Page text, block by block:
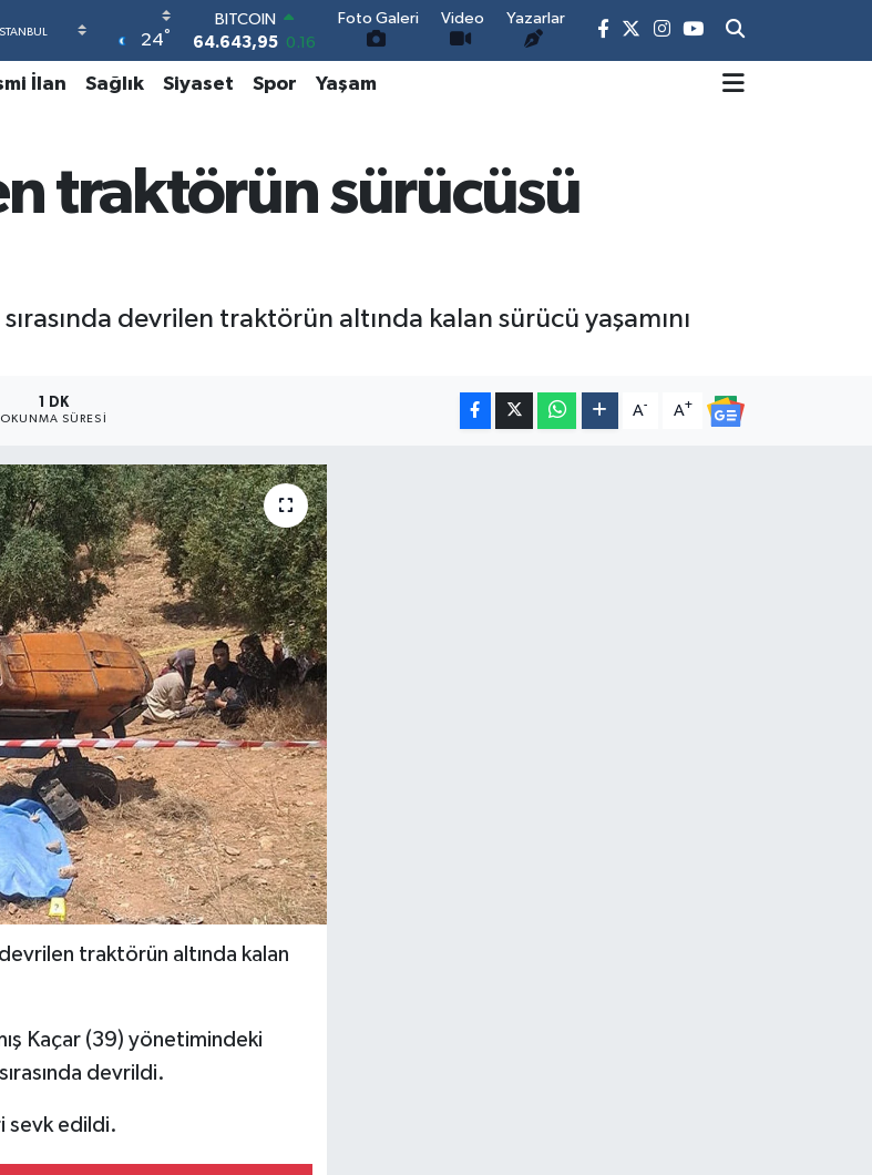
24°
BITCOIN
64.643,95 0.16
DOLAR
47,6704 0
64,2143 0
GRAM ALTIN
Foto Galeri Video Yazarlar
İlan Sağlık Siyaset Spor Yaşam
traktörün sürücüsü
devrilen traktörün altında kalan sürücü yaşamını
1 DK
OKUNMA SÜRESI
A- A+
traktörün altında kalan
Kaçar (39) yönetimindeki
devrildi.
sevk edildi.